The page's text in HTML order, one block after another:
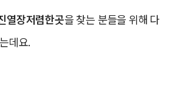
열장저렴한곳을 찾는 분들을 위해 다
데요.